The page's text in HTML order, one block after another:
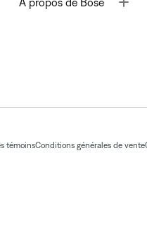
témoinsConditions générales de vente